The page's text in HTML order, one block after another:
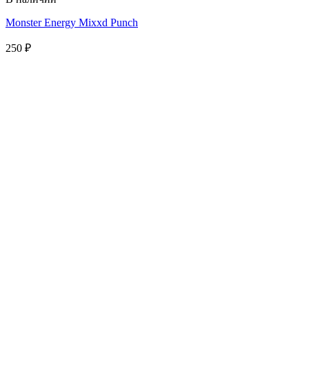
Monster Energy Mixxd Punch
250 ₽